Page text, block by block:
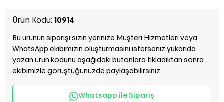
Ürün Kodu: 10914
Bu ürünün siparişi sizin yerinize Müşteri Hizmetleri veya
WhatsApp ekibimizin oluşturmasını isterseniz yukarıda
yazan ürün kodunu aşağıdaki butonlara tıkladıktan sonra
ekibimizle görüştüğünüzde paylaşabilirsiniz.
Whatsapp ile Sipariş